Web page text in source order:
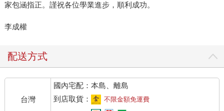
家包涵指正。謹祝各位學業進步，順利成功。
李成權
配送方式
台灣
國內宅配：本島、離島
到店取貨：
不限金額免運費